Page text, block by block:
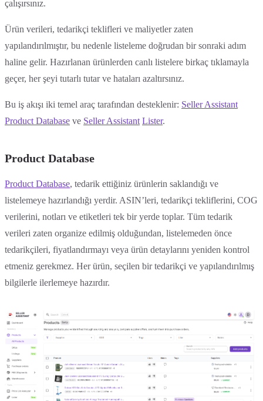
çalışırsınız.
Ürün verileri, tedarikçi teklifleri ve maliyetler zaten
yapılandırılmıştır, bu nedenle listeleme doğrudan bir sonraki adım
haline gelir. Hazırlanan ürünlerden canlı listelere birkaç tıklamayla
geçer, her şeyi tutarlı tutar ve hataları azaltırsınız.
Bu iş akışı iki temel araç tarafından desteklenir: Seller Assistant
Product Database ve Seller Assistant Lister.
Product Database
Product Database, tedarik ettiğiniz ürünlerin saklandığı ve
listelemeye hazırlandığı yerdir. ASIN’leri, tedarikçi tekliflerini, COG
verilerini, notları ve etiketleri tek bir yerde toplar. Tüm tedarik
verileri zaten organize edilmiş olduğundan, listelemeden önce
tedarikçileri, fiyatlandırmayı veya ürün detaylarını yeniden kontrol
etmeniz gerekmez. Her ürün, seçilen bir tedarikçi ve yapılandırılmış
bilgilerle ilerlemeye hazırdır.